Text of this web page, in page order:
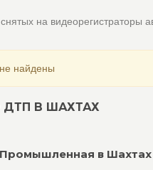
на видеорегистраторы
найдены
В ШАХТАХ
Промышленная в